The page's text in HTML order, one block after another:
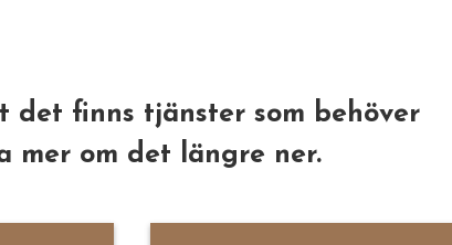
finns tjänster som behöver
mer om det längre ner.